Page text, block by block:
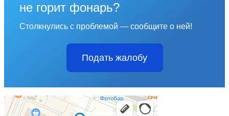
не горит фонарь?
Столкнулись с проблемой — сообщите о ней!
Подать жалобу